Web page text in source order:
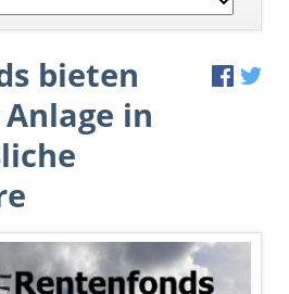
bieten
in